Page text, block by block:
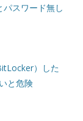
スワード無し
）した
と危険